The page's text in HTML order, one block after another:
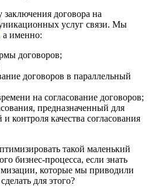
договора на
услуг связи. Мы
а именно:
договоров;
договоров в параллельный
на согласование договоров;
предназначенный для
контроля качества согласования
такой маленький
бизнес-процесса, если знать
которые мы приводили
для этого?